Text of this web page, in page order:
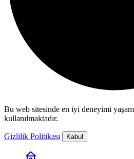
Bu web sitesinde en iyi deneyimi
kullanılmaktadır.
Gizlilik Politikası Kabul